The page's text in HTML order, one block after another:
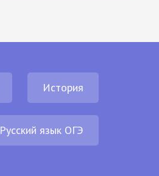
История
Русский язык ОГЭ